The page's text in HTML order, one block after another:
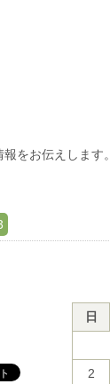
をお伝えします。
日
2